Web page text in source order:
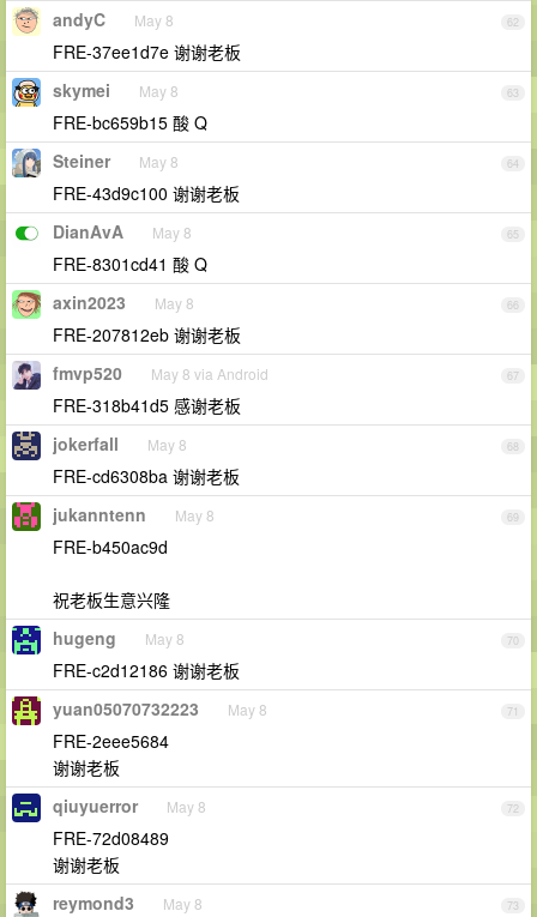
62
andyC May 8
FRE-37ee1d7e 谢谢老板
63
skymei May 8
FRE-bc659b15 酸 Q
64
Steiner May 8
FRE-43d9c100 谢谢老板
65
DianAvA May 8
FRE-8301cd41 酸 Q
66
axin2023 May 8
FRE-207812eb 谢谢老板
67
fmvp520 May 8 via Android
FRE-318b41d5 感谢老板
68
jokerfall May 8
FRE-cd6308ba 谢谢老板
69
jukanntenn May 8
FRE-b450ac9d
祝老板生意兴隆
70
hugeng May 8
FRE-c2d12186 谢谢老板
71
yuan05070732223 May 8
FRE-2eee5684
谢谢老板
72
qiuyuerror May 8
FRE-72d08489
谢谢老板
73
reymond3 May 8